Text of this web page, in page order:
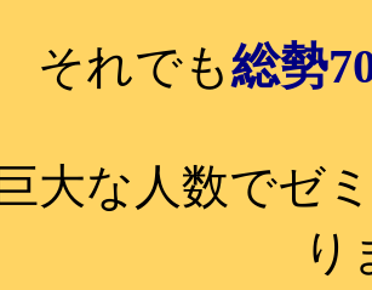
それでも総勢
大な人数でゼ
り